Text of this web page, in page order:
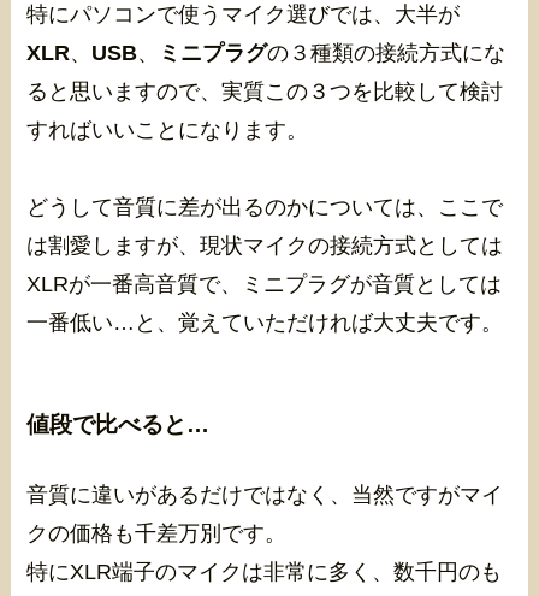
特にパソコンで使うマイク選びでは、大半が
XLR、 USB、 ミニプラグの３種類の接続方式にな
ると思いますので、実質この３つを比較して検討
すればいいことになります。
どうして音質に差が出るのかについては、ここで
は割愛しますが、現状マイクの接続方式としては
XLRが一番高音質で、ミニプラグが音質としては
一番低い…と、覚えていただければ大丈夫です。
値段で比べると…
音質に違いがあるだけではなく、当然ですがマイ
クの価格も千差万別です。
特にXLR端子のマイクは非常に多く、数千円のも